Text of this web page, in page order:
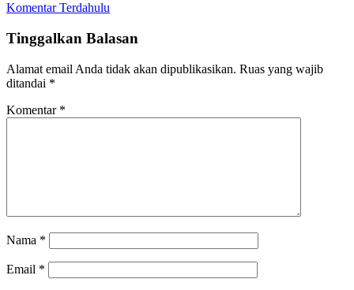
Komentar Terdahulu
Tinggalkan Balasan
Alamat email Anda tidak akan dipublikasikan. Ruas yang wajib
ditandai *
Komentar *
Nama *
Email *